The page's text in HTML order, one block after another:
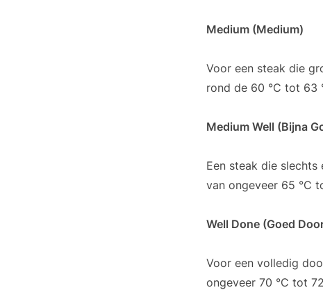
Medium (Medium)
Voor een steak die
rond de 60 °C tot 63
Medium Well (Bijna
Een steak die
van ongeveer 65 °C
Well Done (Goed
Voor een volledig
ongeveer 70 °C tot